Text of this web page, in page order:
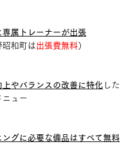
専属トレーナーが出張
昭和町は出張費無料）
上やバランスの改善に特化 した
ニュー
ングに必要な備品はすべて無料